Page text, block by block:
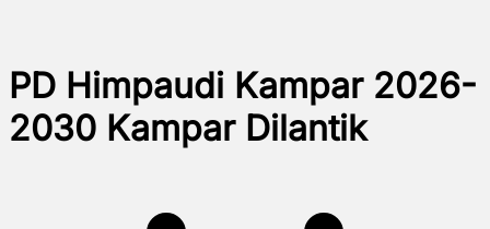
PD Himpaudi Kampar 2026-
2030 Kampar Dilantik